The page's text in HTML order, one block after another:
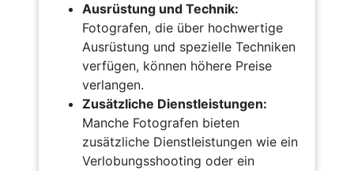
Ausrüstung und Technik:
Fotografen, die über hochwertige
Ausrüstung und spezielle Techniken
verfügen, können höhere Preise
verlangen.
Zusätzliche Dienstleistungen:
Manche Fotografen bieten
zusätzliche Dienstleistungen wie ein
Verlobungsshooting oder ein